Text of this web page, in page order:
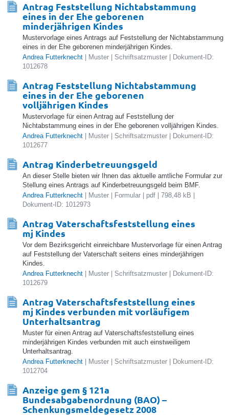
Antrag Feststellung Nichtabstammung
eines in der Ehe geborenen
minderjährigen Kindes
Mustervorlage eines Antrags auf Feststellung der Nichtabstammung
eines in der Ehe geborenen minderjährigen Kindes.
Andrea Futterknecht | Muster | Schriftsatzmuster | Dokument-ID:
1012678
Antrag Feststellung Nichtabstammung
eines in der Ehe geborenen
volljährigen Kindes
Mustervorlage für einen Antrag auf Feststellung der
Nichtabstammung eines in der Ehe geborenen volljährigen Kindes.
Andrea Futterknecht | Muster | Schriftsatzmuster | Dokument-ID:
1012677
Antrag Kinderbetreuungsgeld
An dieser Stelle bieten wir Ihnen das aktuelle amtliche Formular zur
Stellung eines Antrags auf Kinderbetreuungsgeld beim BMF.
Andrea Futterknecht | Muster | Formular | pdf | 798,48 kB |
Dokument-ID: 1012973
Antrag Vaterschaftsfeststellung eines
mj Kindes
Vor dem Bezirksgericht einreichbare Mustervorlage für einen Antrag
auf Festste llung der Vaterschaft seitens eines minderjährigen
Kindes.
Andrea Futterknecht | Muster | Schriftsatzmuster | Dokument-ID:
1012679
Antrag Vaterschaftsfeststellung eines
mj Kindes verbunden mit vorläufigem
Unterhaltsantrag
Muster für einen Antrag auf Vaterschaftsfeststellung eines
minderjährigen Kindes verbunden mit auch einstweiligem
Unterhaltsantrag.
Andrea Futterknecht | Muster | Schriftsatzmuster | Dokument-ID:
1012704
Anzeige gem § 121a
Bundesabgabenordnung (BAO) –
Schenkungsmeldegesetz 2008